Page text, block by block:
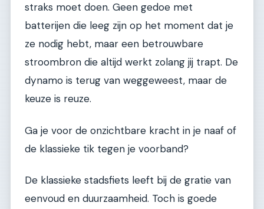
straks moet doen. Geen gedoe met
batterijen die leeg zijn op het moment dat je
ze nodig hebt, maar een betrouwbare
stroombron die altijd werkt zolang jij trapt. De
dynamo is terug van weggeweest, maar de
keuze is reuze.
Ga je voor de onzichtbare kracht in je naaf of
de klassieke tik tegen je voorband?
De klassieke stadsfiets leeft bij de gratie van
eenvoud en duurzaamheid. Toch is goede